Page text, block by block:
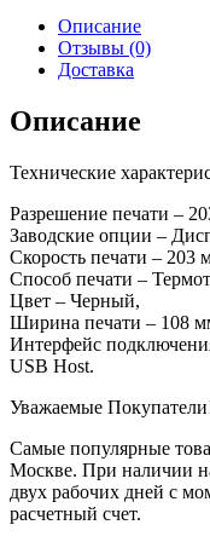
Описание
Отзывы (0)
Доставка
Описание
Технические
Разрешение печати –
Заводские опции –
Скорость печати – 203
Способ печати –
Цвет – Черный,
Ширина печати – 108
Интерфейс
USB Host.
Уважаемые
Самые популярные
Москве. При наличии
двух рабочих дней с
расчетный счет.